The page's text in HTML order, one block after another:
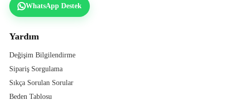
WhatsApp Destek
Yardım
Değişim Bilgilendirme
Sipariş Sorgulama
Sıkça Sorulan Sorular
Beden Tablosu